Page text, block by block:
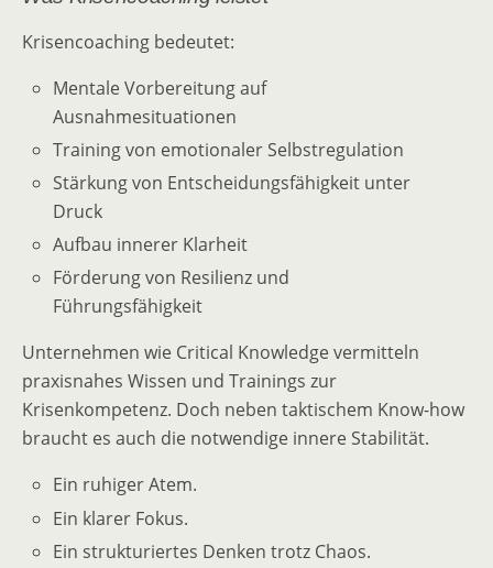
Krisencoaching bedeutet:
Mentale Vorbereitung auf
Ausnahmesituationen
Training von emotionaler Selbstregulation
Stärkung von Entscheidungsfähigkeit unter
Druck
Aufbau innerer Klarheit
Förderung von Resilienz und
Führungsfähigkeit
Unternehmen wie Critical Knowledge vermitteln
praxisnahes Wissen und Trainings zur
Krisenkompetenz. Doch neben taktischem Know-how
braucht es auch die notwendige innere Stabilität.
Ein ruhiger Atem.
Ein klarer Fokus.
Ein strukturiertes Denken trotz Chaos.